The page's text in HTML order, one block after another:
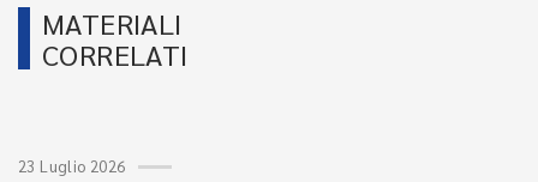
MATERIALI
CORRELATI
23 Luglio 2026